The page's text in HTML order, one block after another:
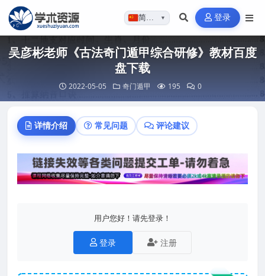
简体…▼ 登录
吴彦彬老师《古法奇门遁甲综合研修》教材百度
盘下载
2022-05-05 奇门遁甲 195 0
详情介绍 常见问题 评论建议
用户您好！请先登录！
登录 注册